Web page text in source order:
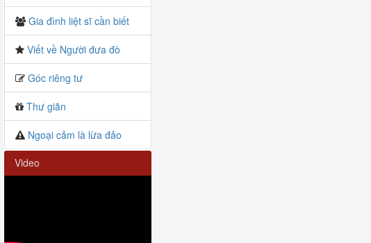
Gia đình liệt sĩ cần biết
Viết về Người đưa đò
Góc riêng tư
Thư giãn
Ngoại cảm là lừa đảo
Video